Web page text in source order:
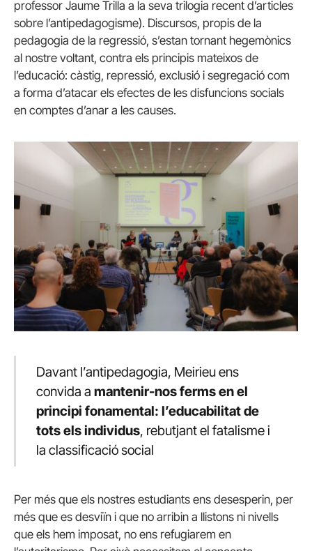
professor Jaume Trilla a la seva trilogia recent d’articles
sobre l’antipedagogisme). Discursos, propis de la
pedagogia de la regressió, s’estan tornant hegemònics
al nostre voltant, contra els principis mateixos de
l’educació: càstig, repressió, exclusió i segregació com
a forma d’atacar els efectes de les disfuncions socials
en comptes d’anar a les causes.
Davant l’antipedagogia, Meirieu ens
convida a mantenir-nos ferms en el
principi fonamental: l’educabilitat de
tots els individus, rebutjant el fatalisme i
la classificació social
Per més que els nostres estudiants ens desesperin, per
més que es desviïn i que no arribin a llistons ni nivells
que els hem imposat, no ens refugiarem en